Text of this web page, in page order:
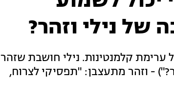
של נילי וזהר?
קלמנטינות. נילי חושבת שזהר
- וזהר מתעצבן: "תפסיקי לצרוח,